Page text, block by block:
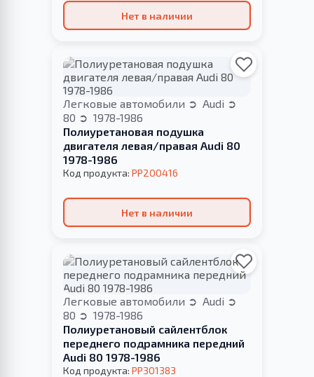
Нет в наличии
Легковые автомобили
Audi
80
1978-1986
Полиуретановая подушка
двигателя левая/правая Audi 80
1978-1986
Код продукта: PP200416
Нет в наличии
Легковые автомобили
Audi
80
1978-1986
Полиуретановый сайлентблок
переднего подрамника передний
Audi 80 1978-1986
Код продукта: PP301383